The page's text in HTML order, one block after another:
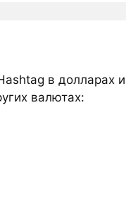
в долларах
валютах: